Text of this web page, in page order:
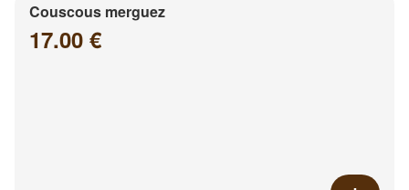
Couscous merguez
17.00 €